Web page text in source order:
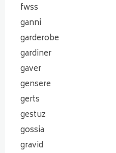
fwss
ganni
garderobe
gardiner
gaver
gensere
gerts
gestuz
gossia
gravid